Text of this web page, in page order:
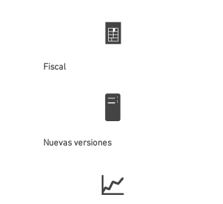
🧾
Fiscal
🖥️
Nuevas versiones
📈